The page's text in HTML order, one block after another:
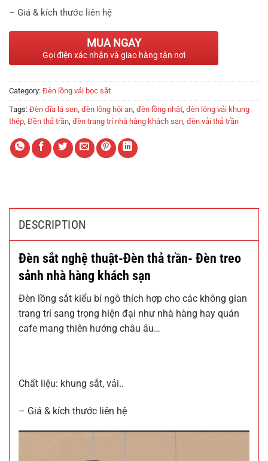
– Giá & kích thước liên hệ
MUA NGAY
Gọi điện xác nhận và giao hàng tận nơi
Category: Đèn lồng vải bọc sắt
Tags: Đèn đĩa lá sen, đèn lông hội an, đèn lồng nhật, đèn lông vải khung
thép, Đền thả trần, đèn trang trí nhà hàng khách sạn, đèn vải thả trần
DESCRIPTION
Đèn sắt nghệ thuật-Đèn thả trần- Đèn treo
sảnh nhà hàng khách sạn
Đèn lồng sắt kiểu bí ngô thích hợp cho các không gian
trang trí sang trọng hiện đại như nhà hàng hay quán
cafe mang thiên hướng châu âu…
Chất liệu: khung sắt, vải..
– Giá & kích thước liên hệ